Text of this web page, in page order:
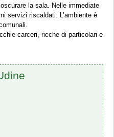
la sala. Nelle immediate
servizi riscaldati. L’ambiente è
carceri, ricche di particolari e